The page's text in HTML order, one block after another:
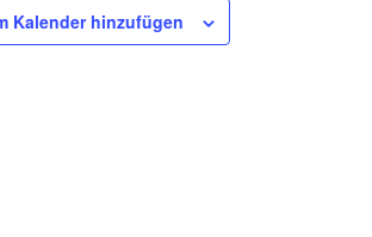
Kalender hinzufügen